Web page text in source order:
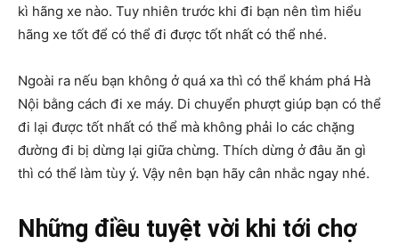
kì hãng xe nào. Tuy nhiên trước khi đi bạn nên tìm hiểu
hãng xe tốt để có thể đi được tốt nhất có thể nhé.
Ngoài ra nếu bạn không ở quá xa thì có thể khám phá Hà
Nội bằng cách đi xe máy. Di chuyển phượt giúp bạn có thể
đi lại được tốt nhất có thể mà không phải lo các chặng
đường đi bị dừng lại giữa chừng. Thích dừng ở đâu ăn gì
thì có thể làm tùy ý. Vậy nên bạn hãy cân nhắc ngay nhé.
Những điều tuyệt vời khi tới chợ